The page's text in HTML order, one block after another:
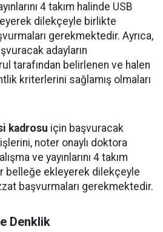
4 takım halinde USB
dilekçeyle birlikte
gerekmektedir. Ayrıca,
adayların
tarafından belirlenen ve halen
kriterlerini sağlamış olmaları
kadrosu için başvuracak
noter onaylı doktora
ve yayınlarını 4 takım
belleğe ekleyerek dilekçeyle
başvurmaları gerekmektedir.
Denklik